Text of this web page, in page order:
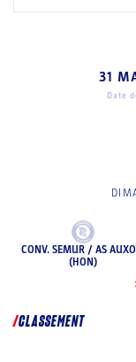
31
Date
CONV. SEMUR / AS
(HON)
CLASSEMENT